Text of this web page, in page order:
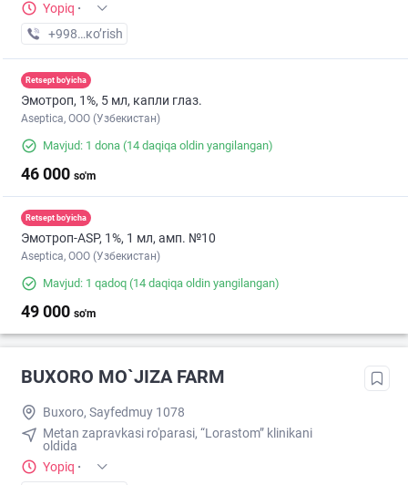
Yopiq ·
+998 (99) XXX-XX-XX
кo’rish
Retsept bo'yicha
Эмотроп, 1%, 5 мл, капли глаз.
Aseptica, ООО (Узбекистан)
Mavjud: 1 dona (14 daqiqa oldin yangilangan)
46 000 so'm
Retsept bo'yicha
Эмотроп-ASР, 1%, 1 мл, амп. №10
Aseptica, ООО (Узбекистан)
Mavjud: 1 qadoq (14 daqiqa oldin yangilangan)
49 000 so'm
BUXORO MO`JIZA FARM
Buxoro, Sayfedmuy 1078
Metan zapravkasi ro'parasi, “Lorastom” klinikani
oldida
Yopiq ·